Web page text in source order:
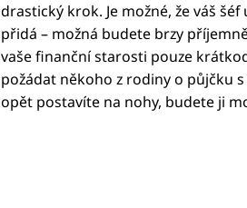
drastický krok. Je možné, že váš
přidá – možná budete brzy
vaše finanční starosti pouze
požádat někoho z rodiny o půjčku
opět postavíte na nohy, budete ji